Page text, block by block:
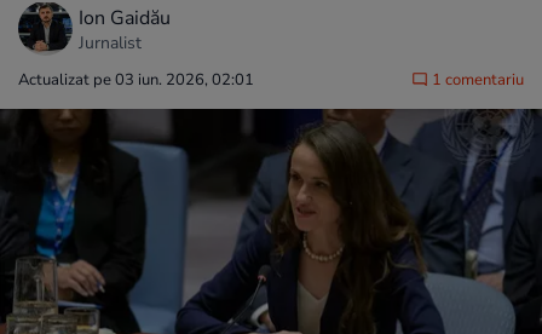
Ion Gaidău
Jurnalist
Actualizat pe 03 iun. 2026, 02:01 1 comentariu